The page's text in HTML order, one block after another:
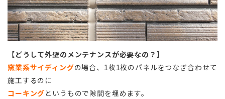
【どうして外壁のメンテナンスが必要なの？ 】
窯業系サイディングの場合、1枚1枚のパネルをつなぎ合わせて
施工するのに
コーキングというもので隙間を埋めます。